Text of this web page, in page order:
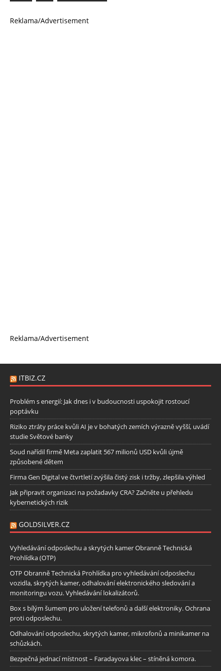
Reklama/Advertisement
Reklama/Advertisement
ITBIZ.CZ
Problém s energií: Jak dnes i v budoucnosti uspokojit rostoucí
poptávku
Riziko ztráty práce kvůli AI je v bohatých zemích výrazně vyšší, uvádí
studie Světové banky
Soud nařídil firmě Meta zaplatit 567 milionů USD kvůli újmě
způsobené dětem
Firma Gen Digital ve čtvrtletí zvýšila čistý zisk i tržby, zlepšila výhled
Jak připravit organizaci na požadavky CRA? Začněte u přehledu
kybernetických rizik
GOLDSILVER.CZ
Vyhledávání odposlechu a skrytých kamer Obranně Technická
Prohlídka (OTP)
OTP Obranně Technická Prohlídka pro vyhledávání odposlechu
vozidla, skrytých kamer, odhalování elektronického sledování a
monitoringu vozu. Vyhledávání lokalizátorů.
Box s bílým šumem pro uložení telefonů a další elektroniky. Ochrana
proti odposlechu.
Odhalování odposlechu, skrytých kamer, mikrofonů a minikamer na
schůzkách.
Bezpečná jednací místnost – Faradayova klec – stíněná komora.